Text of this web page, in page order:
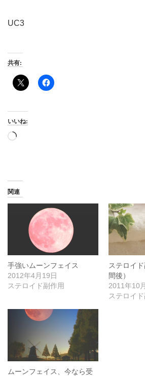
UC3
共有:
いいね:
読
関連
手強いムーンフェイス
2012年4月19日
ステロイド副作用
ステロイ
間後）
2011年10
ステロイ
ムーンフェイス、今なら受